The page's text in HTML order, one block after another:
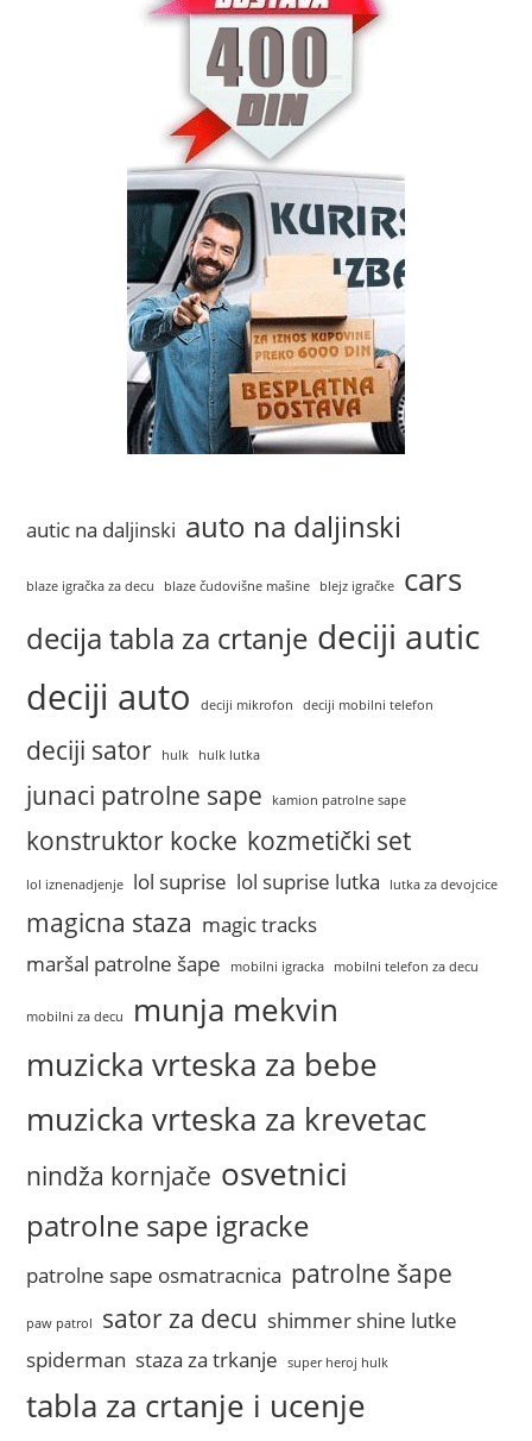
autic na daljinski auto na daljinski
blaze igračka za decu blaze čudovišne mašine blejz igračke cars
decija tabla za crtanje deciji autic
deciji auto deciji mikrofon deciji mobilni telefon
deciji sator hulk hulk lutka
junaci patrolne sape kamion patrolne sape
konstruktor kocke kozmetički set
lol iznenadjenje lol suprise lol suprise lutka lutka za devojcice
magicna staza magic tracks
maršal patrolne šape
mobilni igracka mobilni telefon za decu
mobilni za decu
munja mekvin
muzicka vrteska za bebe
muzicka vrteska za krevetac
nindža kornjače osvetnici
patrolne sape igracke
patrolne sape osmatracnica patrolne šape
paw patrol sator za decu shimmer shine lutke
spiderman staza za trkanje super heroj hulk
tabla za crtanje i ucenje